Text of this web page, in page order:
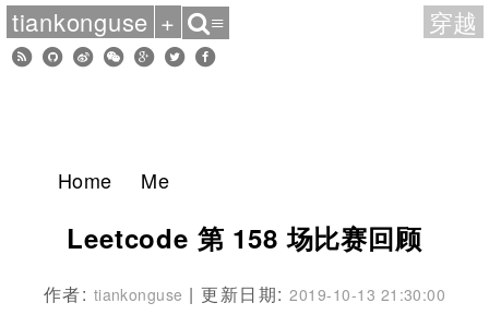
Home Me
Leetcode 第 158 场比赛回顾
作者: tiankonguse | 更新日期:2019-10-13 21:30:00
tiankonguse + ≡ 穿越